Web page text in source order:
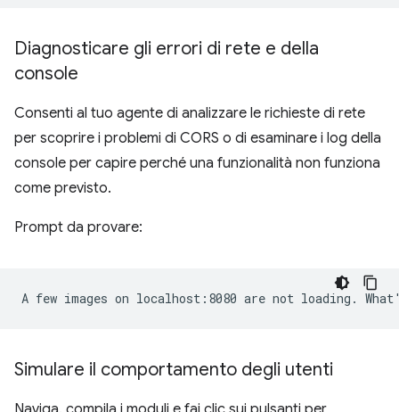
Diagnosticare gli errori di rete e della
console
Consenti al tuo agente di analizzare le richieste di rete
per scoprire i problemi di CORS o di esaminare i log della
console per capire perché una funzionalità non funziona
come previsto.
Prompt da provare:
Simulare il comportamento degli utenti